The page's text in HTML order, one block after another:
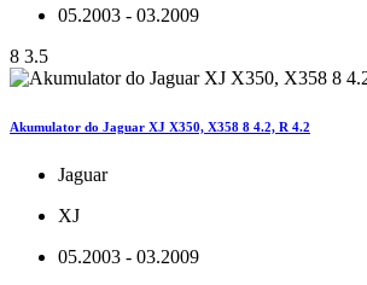
05.2003 - 03.2009
8 3.5
Akumulator do Jaguar XJ X350, X358 8 4.2, R 4.2
Jaguar
XJ
05.2003 - 03.2009